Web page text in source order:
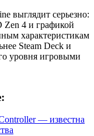
выглядит серьезно:
Zen 4 и графикой
характеристикам
Steam Deck и
уровня игровыми
— известна